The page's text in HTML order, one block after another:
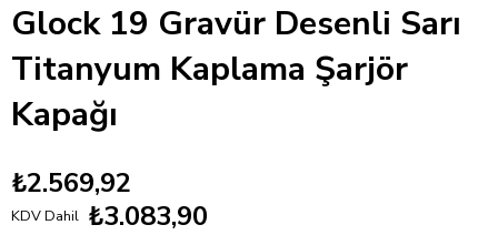
Glock 19 Gravür Desenli Sarı
Titanyum Kaplama Şarjör
Kapağı
₺2.569,92
KDV Dahil ₺3.083,90